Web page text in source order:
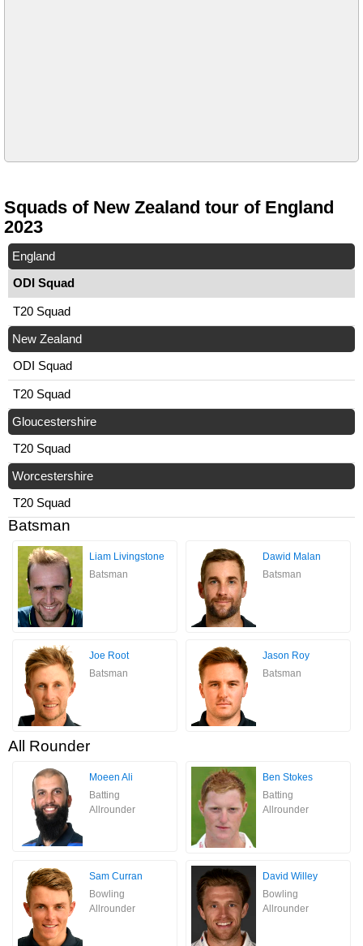
Squads of New Zealand tour of England
2023
England
ODI Squad
T20 Squad
New Zealand
ODI Squad
T20 Squad
Gloucestershire
T20 Squad
Worcestershire
T20 Squad
Batsman
Liam Livingstone
Batsman
Dawid Malan
Batsman
Joe Root
Batsman
Jason Roy
Batsman
All Rounder
Moeen Ali
Batting
Allrounder
Ben Stokes
Batting
Allrounder
Sam Curran
Bowling
Allrounder
David Willey
Bowling
Allrounder